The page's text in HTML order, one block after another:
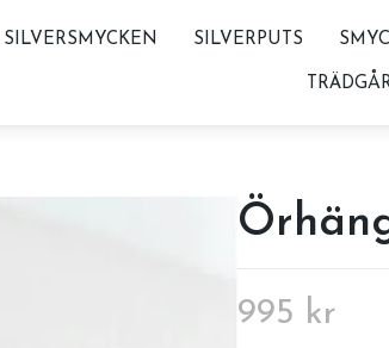
SILVERSMYCKEN SILVERPUTS
995 kr